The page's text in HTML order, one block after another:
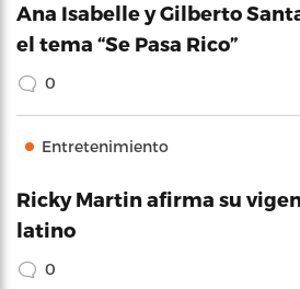
Ana Isabelle y Gilberto
el tema “Se Pasa Rico”
0
Entretenimiento
Ricky Martin afirma su
latino
0